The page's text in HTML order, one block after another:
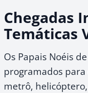
Chegadas
Temáticas
Os Papais Noéis
programados
metrô,